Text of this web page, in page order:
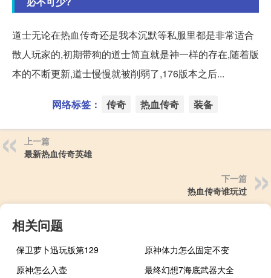
道士无论在热血传奇还是我本沉默等私服里都是非常适合
散人玩家的,初期带狗的道士简直就是神一样的存在,随着版
本的不断更新,道士慢慢就被削弱了,176版本之后...
网络标签： 传奇 热血传奇 装备
上一篇
最新热血传奇英雄
下一篇
热血传奇谁玩过
相关问题
保卫萝卜迅玩版第129
原神体力怎么固定不变
原神怎么入壶
最终幻想7海底武器大全